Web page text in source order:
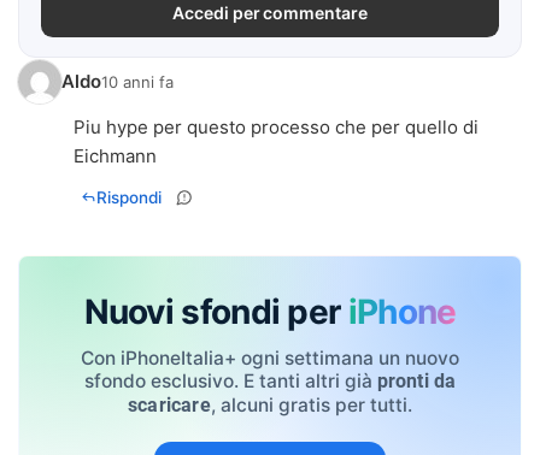
Accedi per commentare
Aldo10 anni fa
Piu hype per questo processo che per quello di
Eichmann
Rispondi
Nuovi sfondi per iPhone
Con iPhoneItalia+ ogni settimana un nuovo
sfondo esclusivo. E tanti altri già pronti da
scaricare, alcuni gratis per tutti.